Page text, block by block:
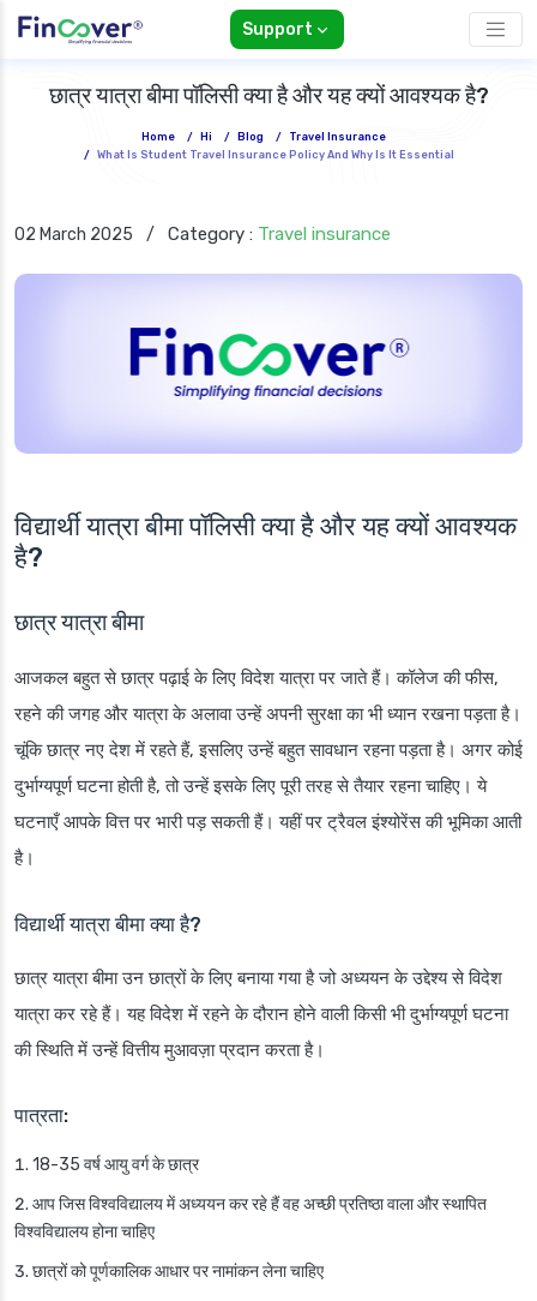
Support
छात्र यात्रा बीमा पॉलिसी क्या है और यह क्यों आवश्यक है?
Home / Hi / Blog / Travel Insurance
/ What Is Student Travel Insurance Policy And Why Is It Essential
02 March 2025 / Category : Travel insurance
विद्यार्थी यात्रा बीमा पॉलिसी क्या है और यह क्यों आवश्यक
है?
छात्र यात्रा बीमा
आजकल बहुत से छात्र पढ़ाई के लिए विदेश यात्रा पर जाते हैं। कॉलेज की फीस,
रहने की जगह और यात्रा के अलावा उन्हें अपनी सुरक्षा का भी ध्यान रखना पड़ता है।
चूंकि छात्र नए देश में रहते हैं, इसलिए उन्हें बहुत सावधान रहना पड़ता है। अगर कोई
दुर्भाग्यपूर्ण घटना होती है, तो उन्हें इसके लिए पूरी तरह से तैयार रहना चाहिए। ये
घटनाएँ आपके वित्त पर भारी पड़ सकती हैं। यहीं पर ट्रैवल इंश्योरेंस की भूमिका आती
है।
विद्यार्थी यात्रा बीमा क्या है?
छात्र यात्रा बीमा उन छात्रों के लिए बनाया गया है जो अध्ययन के उद्देश्य से विदेश
यात्रा कर रहे हैं। यह विदेश में रहने के दौरान होने वाली किसी भी दुर्भाग्यपूर्ण घटना
की स्थिति में उन्हें वित्तीय मुआवज़ा प्रदान करता है।
पात्रता:
18-35 वर्ष आयु वर्ग के छात्र
आप जिस विश्वविद्यालय में अध्ययन कर रहे हैं वह अच्छी प्रतिष्ठा वाला और स्थापित
विश्वविद्यालय होना चाहिए
छात्रों को पूर्णकालिक आधार पर नामांकन लेना चाहिए